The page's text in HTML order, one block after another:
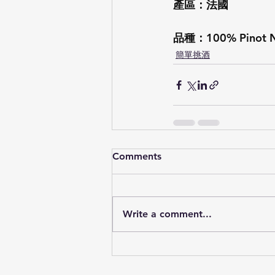
產區：法國
品種：100% Pinot
簡單挑酒
Comments
Write a comment...